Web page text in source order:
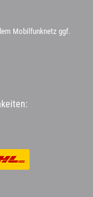
Mobilfunknetz ggf.